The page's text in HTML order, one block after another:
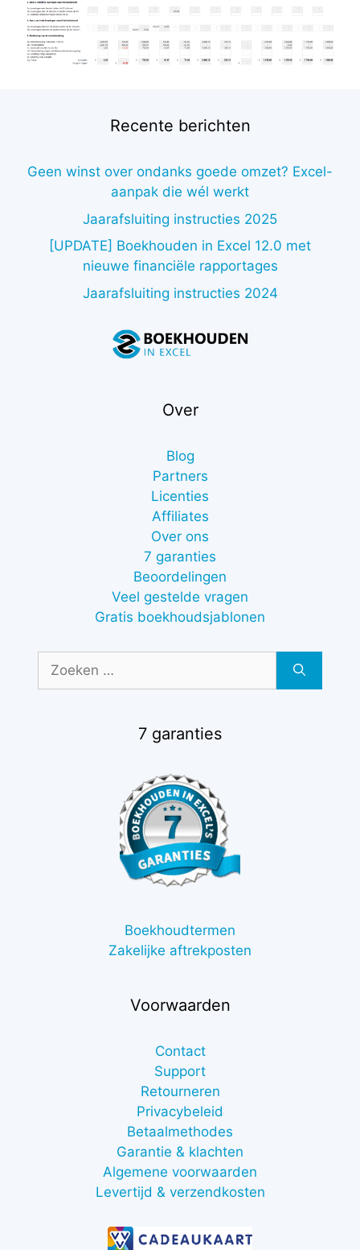
Recente berichten
Geen winst over ondanks goede omzet? Excel-
aanpak die wél werkt
Jaarafsluiting instructies 2025
[UPDATE] Boekhouden in Excel 12.0 met
nieuwe financiële rapportages
Jaarafsluiting instructies 2024
Over
Blog
Partners
Licenties
Affiliates
Over ons
7 garanties
Beoordelingen
Veel gestelde vragen
Gratis boekhoudsjablonen
naar:
7 garanties
Boekhoudtermen
Zakelijke aftrekposten
Voorwaarden
Contact
Support
Retourneren
Privacybeleid
Betaalmethodes
Garantie & klachten
Algemene voorwaarden
Levertijd & verzendkosten